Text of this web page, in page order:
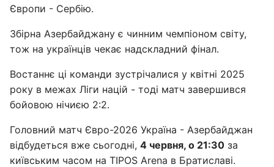
Європи - Сербію.
Збірна Азербайджану є чинним чемпіоном світу,
тож на українців чекає надскладний фінал.
Востаннє ці команди зустрічалися у квітні 2025
року в межах Ліги націй - тоді матч завершився
бойовою нічиєю 2:2.
Головний матч Євро-2026 Україна - Азербайджан
відбудеться вже сьогодні, 4 червня, о 21:30 за
київським часом на TIPOS Arena в Братиславі.